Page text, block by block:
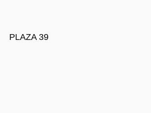
PLAZA 39